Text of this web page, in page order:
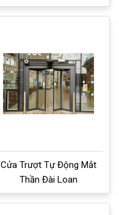
Cửa Trượt Tự Động Mắt
Thần Đài Loan